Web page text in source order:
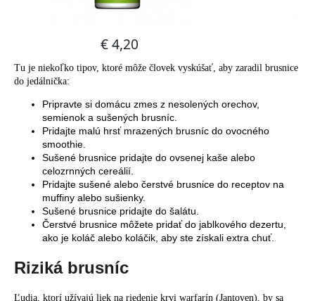
Tu je niekoľko tipov, ktoré môže človek vyskúšať, aby zaradil brusnice
do jedálnička:
Pripravte si domácu zmes z nesolených orechov,
semienok a sušených brusníc.
Pridajte malú hrsť mrazených brusníc do ovocného
smoothie.
Sušené brusnice pridajte do ovsenej kaše alebo
celozrnných cereálií.
Pridajte sušené alebo čerstvé brusnice do receptov na
muffiny alebo sušienky.
Sušené brusnice pridajte do šalátu.
Čerstvé brusnice môžete pridať do jablkového dezertu,
ako je koláč alebo koláčik, aby ste získali extra chuť.
Riziká brusníc
Ľudia, ktorí užívajú liek na riedenie krvi warfarín (Jantoven), by sa